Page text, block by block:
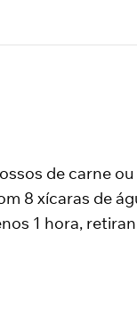
de carne
8 xícaras de
1 hora,